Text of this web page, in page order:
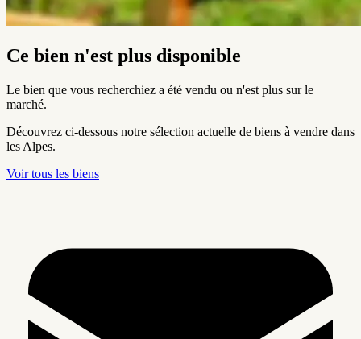
Ce bien n'est plus disponible
Le bien que vous recherchiez a été vendu ou n'est plus sur le
marché.
Découvrez ci-dessous notre sélection actuelle de biens à vendre dans
les Alpes.
Voir tous les biens